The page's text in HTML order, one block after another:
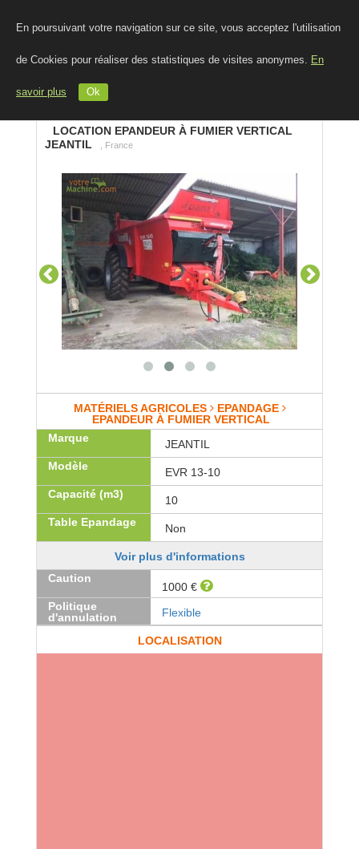
En poursuivant votre navigation sur ce site, vous acceptez l'utilisation
de Cookies pour réaliser des statistiques de visites anonymes. En
savoir plus Ok
LOCATION EPANDEUR À FUMIER VERTICAL
JEANTIL
, France
MATÉRIELS AGRICOLES EPANDAGE
EPANDEUR À FUMIER VERTICAL
Marque
JEANTIL
Modèle
EVR 13-10
Capacité (m3)
10
Table Epandage
Non
Voir plus d'informations
Caution
1000 €
Politique
d'annulation
Flexible
LOCALISATION